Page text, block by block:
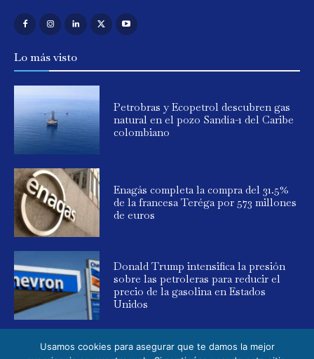
Lo más visto
Petrobras y Ecopetrol descubren gas
natural en el pozo Sandía-1 del Caribe
colombiano
Enagás completa la compra del 31.5%
de la francesa Teréga por 573 millones
de euros
Donald Trump intensifica la presión
sobre las petroleras para reducir el
precio de la gasolina en Estados
Unidos
Usamos cookies para asegurar que te damos la mejor